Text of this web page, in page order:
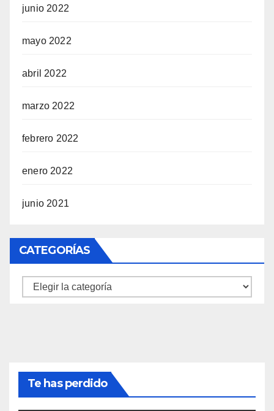
junio 2022
mayo 2022
abril 2022
marzo 2022
febrero 2022
enero 2022
junio 2021
CATEGORÍAS
Categorías
Te has perdido